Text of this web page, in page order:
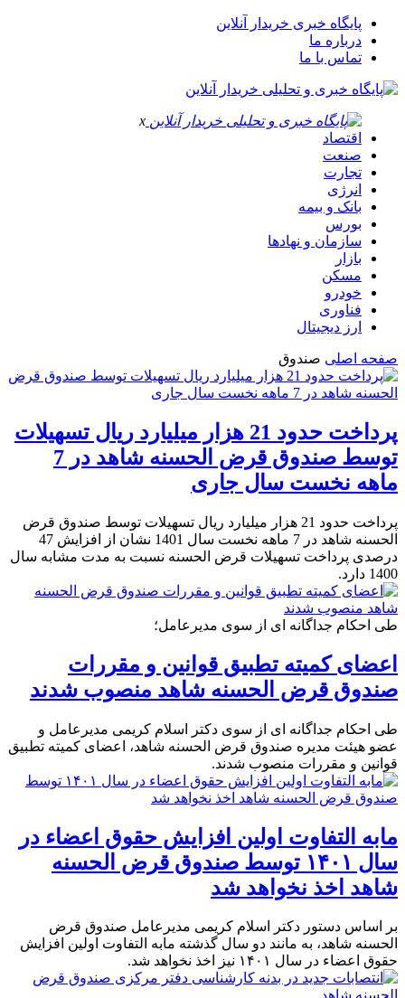
پایگاه خبری خریدار آنلاین
درباره ما
تماس با ما
x
اقتصاد
صنعت
تجارت
انرژی
بانک و بیمه
بورس
سازمان و نهادها
بازار
مسکن
خودرو
فناوری
ارز دیجیتال
صفحه اصلی صندوق
پرداخت حدود 21 هزار میلیارد ریال تسهیلات
توسط صندوق قرض الحسنه شاهد در 7
ماهه نخست سال جاری
پرداخت حدود 21 هزار میلیارد ریال تسهیلات توسط صندوق قرض
الحسنه شاهد در 7 ماهه نخست سال 1401 نشان از افزایش 47
درصدی پرداخت تسهیلات قرض الحسنه نسبت به مدت مشابه سال
1400 دارد.
طی احکام جداگانه ای از سوی مدیرعامل؛
اعضای کمیته تطبیق قوانین و مقررات
صندوق قرض الحسنه شاهد منصوب شدند
طی احکام جداگانه ای از سوی دکتر اسلام کریمی مدیرعامل و
عضو هیئت مدیره صندوق قرض الحسنه شاهد، اعضای کمیته تطبیق
قوانین و مقررات منصوب شدند.
مابه التفاوت اولین افزایش حقوق اعضاء در
سال ۱۴۰۱ توسط صندوق قرض الحسنه
شاهد اخذ نخواهد شد
بر اساس دستور دکتر اسلام کریمی مدیرعامل صندوق قرض
الحسنه شاهد، به مانند دو سال گذشته مابه التفاوت اولین افزایش
حقوق اعضاء در سال ۱۴۰۱ نیز اخذ نخواهد شد.